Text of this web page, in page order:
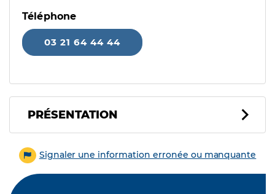
Téléphone
03 21 64 44 44
PRÉSENTATION
Signaler une information erronée ou manquante